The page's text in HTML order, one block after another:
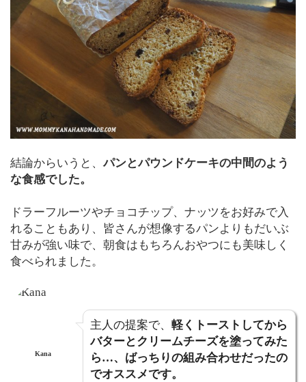
結論からいうと、パンとパウンドケーキの中間のよう
な食感でした。
ドラーフルーツやチョコチップ、ナッツをお好みで入
れることもあり、皆さんが想像するパンよりもだいぶ
甘みが強い味で、朝食はもちろんおやつにも美味しく
食べられました。
Kana
主人の提案で、 軽くトーストしてから
バターとクリームチーズを塗ってみた
ら…、ばっちりの組み合わせだったの
でオススメです。